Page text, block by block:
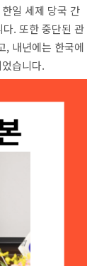
일 세제 당국 간
. 또한 중단된 관
, 내년에는 한국에
습니다.